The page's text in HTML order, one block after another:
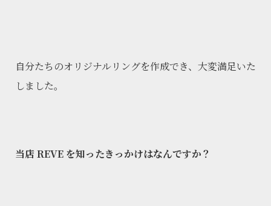
自分たちのオリジナルリングを作成でき、大変満足いた
しました。
当店 REVE を知ったきっかけはなんですか？